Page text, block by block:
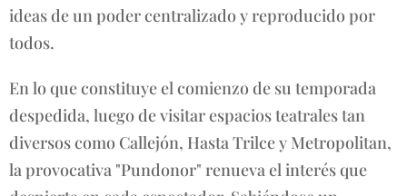
ideas de un poder centralizado y reproducido por
todos.
En lo que constituye el comienzo de su temporada
despedida, luego de visitar espacios teatrales tan
diversos como Callejón, Hasta Trilce y Metropolitan,
la provocativa "Pundonor" renueva el interés que